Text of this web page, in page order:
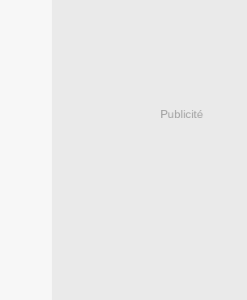
Publicité